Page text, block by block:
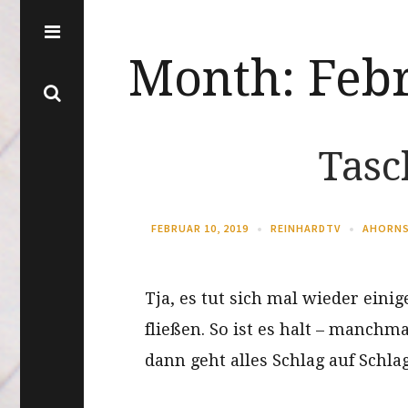
Month:
FEBRUAR 10, 2019 REINHARDTV
Tja, es tut sich mal wieder
fließen. So ist es halt –
dann geht alles Schlag auf